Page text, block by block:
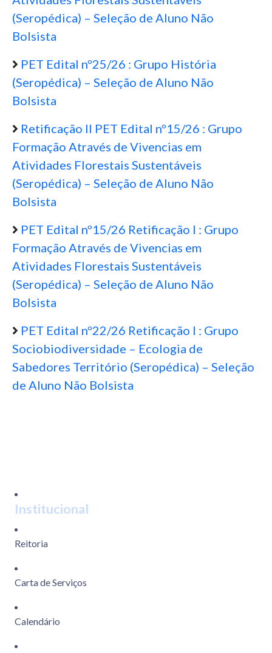
(Seropédica) – Seleção de Aluno Não
Bolsista
PET Edital nº25/26 : Grupo História
(Seropédica) – Seleção de Aluno Não
Bolsista
Retificação II PET Edital nº15/26 : Grupo
Formação Através de Vivencias em
Atividades Florestais Sustentáveis
(Seropédica) – Seleção de Aluno Não
Bolsista
PET Edital nº15/26 Retificação I : Grupo
Formação Através de Vivencias em
Atividades Florestais Sustentáveis
(Seropédica) – Seleção de Aluno Não
Bolsista
PET Edital nº22/26 Retificação I : Grupo
Sociobiodiversidade – Ecologia de
Sabedores Território (Seropédica) – Seleção
de Aluno Não Bolsista
Institucional
Reitoria
Carta de Serviços
Calendário